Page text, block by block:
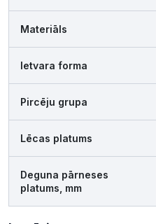
Materiāls
Ietvara forma
Pircēju grupa
Lēcas platums
Deguna pārneses
platums, mm